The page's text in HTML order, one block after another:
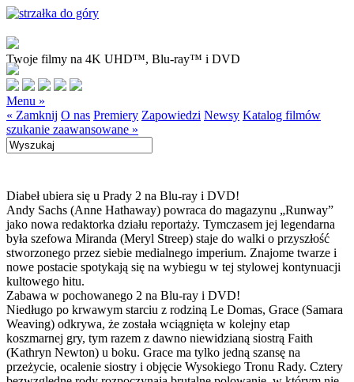
Twoje filmy na 4K UHD™, Blu-ray™ i DVD
Menu »
« Zamknij O nas Premiery Zapowiedzi Newsy Katalog filmów
szukanie zaawansowane »
Diabeł ubiera się u Prady 2 na Blu-ray i DVD!
Andy Sachs (Anne Hathaway) powraca do magazynu „Runway”
jako nowa redaktorka działu reportaży. Tymczasem jej legendarna
była szefowa Miranda (Meryl Streep) staje do walki o przyszłość
stworzonego przez siebie medialnego imperium. Znajome twarze i
nowe postacie spotykają się na wybiegu w tej stylowej kontynuacji
kultowego hitu.
Zabawa w pochowanego 2 na Blu-ray i DVD!
Niedługo po krwawym starciu z rodziną Le Domas, Grace (Samara
Weaving) odkrywa, że została wciągnięta w kolejny etap
koszmarnej gry, tym razem z dawno niewidzianą siostrą Faith
(Kathryn Newton) u boku. Grace ma tylko jedną szansę na
przeżycie, ocalenie siostry i objęcie Wysokiego Tronu Rady. Cztery